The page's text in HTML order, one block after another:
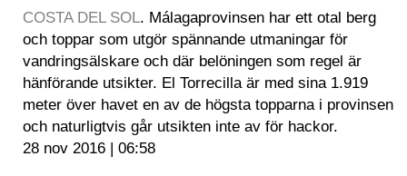
COSTA DEL SOL. Málagaprovinsen har ett otal berg
och toppar som utgör spännande utmaningar för
vandringsälskare och där belöningen som regel är
hänförande utsikter. El Torrecilla är med sina 1.919
meter över havet en av de högsta topparna i provinsen
och naturligtvis går utsikten inte av för hackor.
28 nov 2016 | 06:58